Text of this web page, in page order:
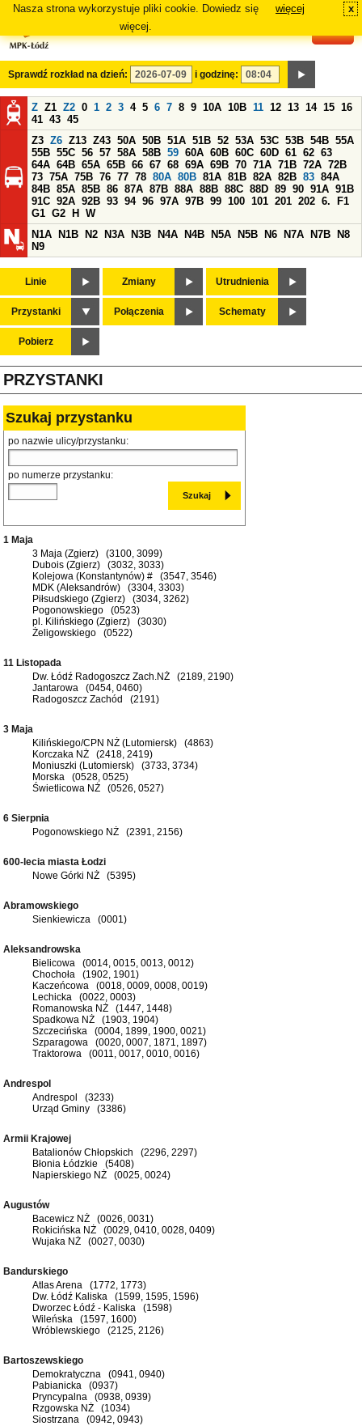
Nasza strona wykorzystuje pliki cookie. Dowiedz się
więcej.
więcej x
Sprawdź rozkład na dzień: i godzinę:
Z Z1 Z2 0 1 2 3 4 5 6 7 8 9 10A 10B 11 12 13 14 15 16
41 43 45
Z3 Z6 Z13 Z43 50A 50B 51A 51B 52 53A 53C 53B 54B 55A
55B 55C 56 57 58A 58B 59 60A 60B 60C 60D 61 62 63
64A 64B 65A 65B 66 67 68 69A 69B 70 71A 71B 72A 72B
73 75A 75B 76 77 78 80A 80B 81A 81B 82A 82B 83 84A
84B 85A 85B 86 87A 87B 88A 88B 88C 88D 89 90 91A 91B
91C 92A 92B 93 94 96 97A 97B 99 100 101 201 202 6.
F1
G1 G2 H
W
N1A
N1B N2 N3A N3B N4A N4B N5A N5B N6 N7A N7B
N8
N9
Linie Zmiany Utrudnienia
Przystanki Połączenia Schematy
Pobierz
PRZYSTANKI
Szukaj przystanku
po nazwie ulicy/przystanku:
po numerze przystanku:
1 Maja
3 Maja (Zgierz) (3100, 3099)
Dubois (Zgierz) (3032, 3033)
Kolejowa (Konstantynów) # (3547, 3546)
MDK (Aleksandrów) (3304, 3303)
Piłsudskiego (Zgierz) (3034, 3262)
Pogonowskiego (0523)
pl. Kilińskiego (Zgierz) (3030)
Żeligowskiego (0522)
11 Listopada
Dw. Łódź Radogoszcz Zach.NŻ (2189, 2190)
Jantarowa (0454, 0460)
Radogoszcz Zachód (2191)
3 Maja
Kilińskiego/CPN NŻ (Lutomiersk) (4863)
Korczaka NŻ (2418, 2419)
Moniuszki (Lutomiersk) (3733, 3734)
Morska (0528, 0525)
Świetlicowa NŻ (0526, 0527)
6 Sierpnia
Pogonowskiego NŻ (2391, 2156)
600-lecia miasta Łodzi
Nowe Górki NŻ (5395)
Abramowskiego
Sienkiewicza (0001)
Aleksandrowska
Bielicowa (0014, 0015, 0013, 0012)
Chochoła (1902, 1901)
Kaczeńcowa (0018, 0009, 0008, 0019)
Lechicka (0022, 0003)
Romanowska NŻ (1447, 1448)
Spadkowa NŻ (1903, 1904)
Szczecińska (0004, 1899, 1900, 0021)
Szparagowa (0020, 0007, 1871, 1897)
Traktorowa (0011, 0017, 0010, 0016)
Andrespol
Andrespol (3233)
Urząd Gminy (3386)
Armii Krajowej
Batalionów Chłopskich (2296, 2297)
Błonia Łódzkie (5408)
Napierskiego NŻ (0025, 0024)
Augustów
Bacewicz NŻ (0026, 0031)
Rokicińska NŻ (0029, 0410, 0028, 0409)
Wujaka NŻ (0027, 0030)
Bandurskiego
Atlas Arena (1772, 1773)
Dw. Łódź Kaliska (1599, 1595, 1596)
Dworzec Łódź - Kaliska (1598)
Wileńska (1597, 1600)
Wróblewskiego (2125, 2126)
Bartoszewskiego
Demokratyczna (0941, 0940)
Pabianicka (0937)
Pryncypalna (0938, 0939)
Rzgowska NŻ (1034)
Siostrzana (0942, 0943)